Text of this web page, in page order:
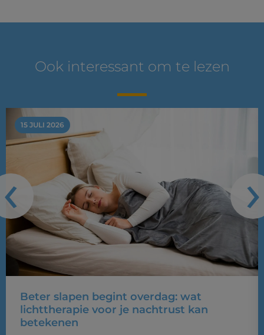
Ook interessant om te lezen
15 JULI 2026
Beter slapen begint overdag: wat
lichttherapie voor je nachtrust kan
betekenen
‹ ›